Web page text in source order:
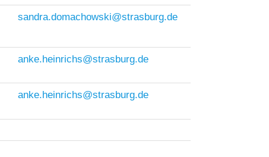
sandra.domachowski@strasburg.de
anke.heinrichs@strasburg.de
anke.heinrichs@strasburg.de